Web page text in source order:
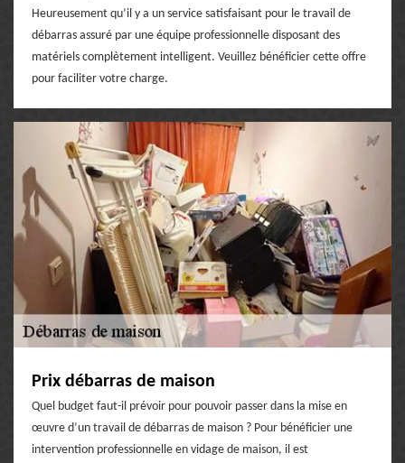
Heureusement qu’il y a un service satisfaisant pour le travail de
débarras assuré par une équipe professionnelle disposant des
matériels complètement intelligent. Veuillez bénéficier cette offre
pour faciliter votre charge.
Prix débarras de maison
Quel budget faut-il prévoir pour pouvoir passer dans la mise en
œuvre d’un travail de débarras de maison ? Pour bénéficier une
intervention professionnelle en vidage de maison, il est